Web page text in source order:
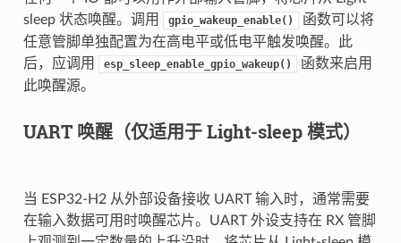
sleep 状态唤醒。调用
gpio_wakeup_enable()
函数可以将
任意管脚单独配置为在高电平或低电平触发唤醒。此
后，应调用
esp_sleep_enable_gpio_wakeup()
函数来启用
此唤醒源。
UART 唤醒（仅适用于 Light-sleep 模式）
当 ESP32-H2 从外部设备接收 UART 输入时，通常需要
在输入数据可用时唤醒芯片。UART 外设支持在 RX 管脚